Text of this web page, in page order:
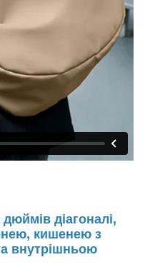
діагоналі,
кишенею з
внутрішньою